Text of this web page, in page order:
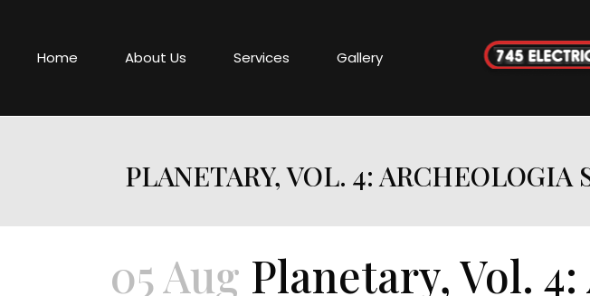
Home About Us Services Gallery
PLANETARY, VOL. 4:
05 Aug Planetary, Vol.